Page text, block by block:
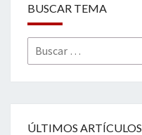
BUSCAR TEMA
Buscar
por:
ÚLTIMOS ARTÍCULOS